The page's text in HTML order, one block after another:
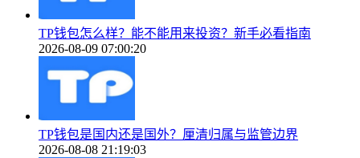
TP钱包怎么样？能不能用来投资？新手必看指南
2026-08-09 07:00:20
TP钱包是国内还是国外？厘清归属与监管边界
2026-08-08 21:19:03